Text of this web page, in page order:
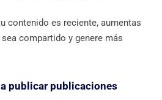
contenido es reciente, aumentas
compartido y genere más
publicar publicaciones